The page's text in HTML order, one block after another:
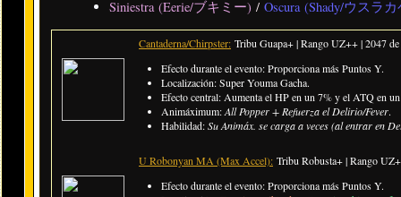
Siniestra (Eerie/ブキミー) / Oscura (Shady/ウスラ
Cantaderna/Chirpster: Tribu Guapa+ | Rango UZ++ | 2047
Efecto durante el evento: Proporciona más Puntos Y.
Localización: Super Youma Gacha.
Efecto central: Aumenta el HP en un 7% y el ATQ en
Animáximum:All Popper + Refuerza el Delirio/Fever.
Habilidad:Su Animáx. se carga a veces (al entrar en
U Robonyan MA (Max Accel): Tribu Robusta+ | Rango
Efecto durante el evento: Proporciona más Puntos Y.